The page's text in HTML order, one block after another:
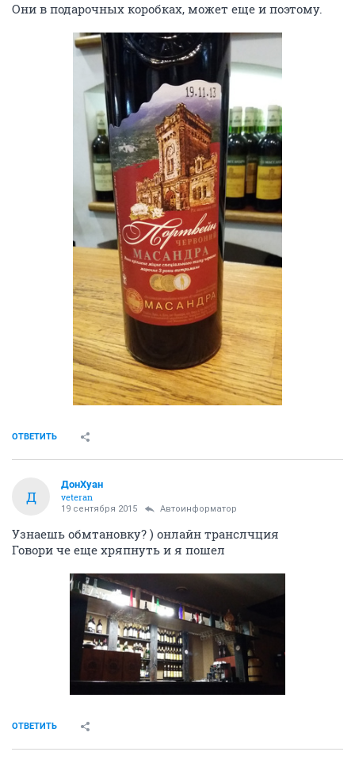
Они в подарочных коробках, может еще и поэтому.
ОТВЕТИТЬ
Д
ДонХуан
veteran
19 сентября 2015 Автоинформатор
Узнаешь обмтановку? ) онлайн транслчция
Говори че еще хряпнуть и я пошел
ОТВЕТИТЬ